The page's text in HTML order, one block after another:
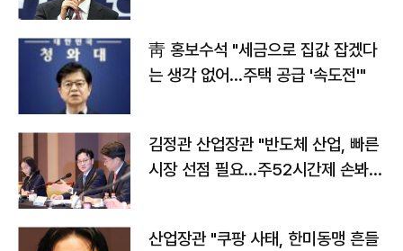
靑 홍보수석 "세금으로 집값 잡겠다
는 생각 없어…주택 공급 '속도전'"
김정관 산업장관 "반도체 산업, 빠른
시장 선점 필요…주52시간제 손봐
산업장관 "쿠팡 사태, 한미동맹 흔들